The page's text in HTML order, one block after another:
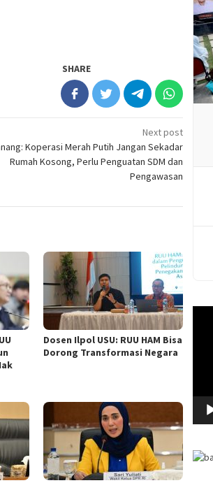
SHARE
Next post
Koperasi Merah Putih Jangan Sekadar
Rumah Kosong, Perlu Penguatan SDM dan
Pengawasan
Dosen Ilpol USU: RUU HAM Bisa
Dorong Transformasi Negara